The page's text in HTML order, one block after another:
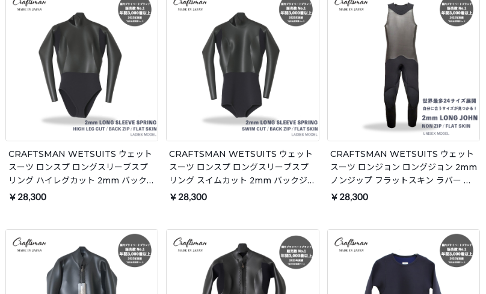
CRAFTSMAN WETSUITS ウェット
スーツ ロンスプ ロングスリーブスプ
リング ハイレグカット 2mm バックジ
ップ フラットスキン ラバー レディー
￥28,300
CRAFTSMAN WETSUITS ウェット
スーツ ロンスプ ロングスリーブスプ
リング スイムカット 2mm バックジッ
プ フラットスキン ラバー レディース
￥28,300
CRAFTSMAN WETSUITS ウェット
スーツ ロンジョン ロングジョン 2mm
ノンジップ フラットスキン ラバー ユ
ニセックス 日本製 サーフィン 春夏秋
￥28,300